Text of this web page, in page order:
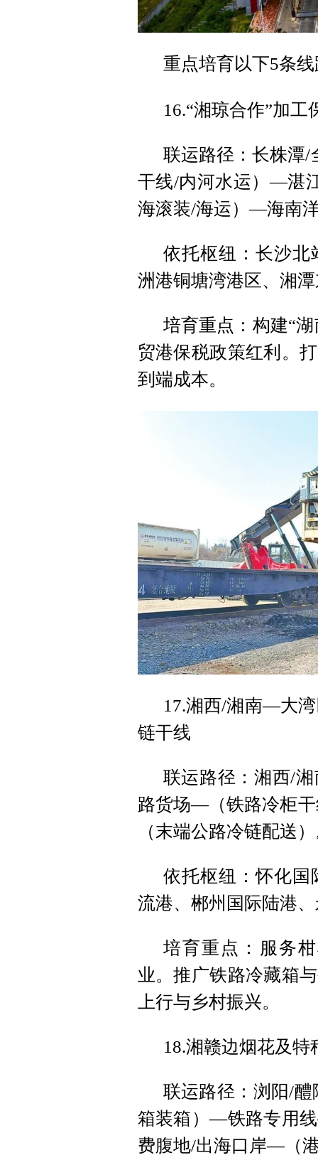
重点培育以下5条线
16.“湘琼合作”加工
联运路径：长株潭
干线/内河水运）—湛
海滚装/海运）—海南
依托枢纽：长沙北
洲港铜塘湾港区、湘
培育重点：构建“
贸港保税政策红利。
到端成本。
17.湘西/湘南—大
链干线
联运路径：湘西/
路货场—（铁路冷柜
（末端公路冷链配送
依托枢纽：怀化国
流港、郴州国际陆港
培育重点：服务
业。推广铁路冷藏箱
上行与乡村振兴。
18.湘赣边烟花及
联运路径：浏阳/
箱装箱）—铁路专用
费腹地/出海口岸—（